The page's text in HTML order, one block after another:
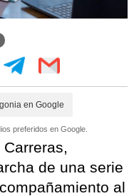
en Google
preferidos en Google.
de una serie
al